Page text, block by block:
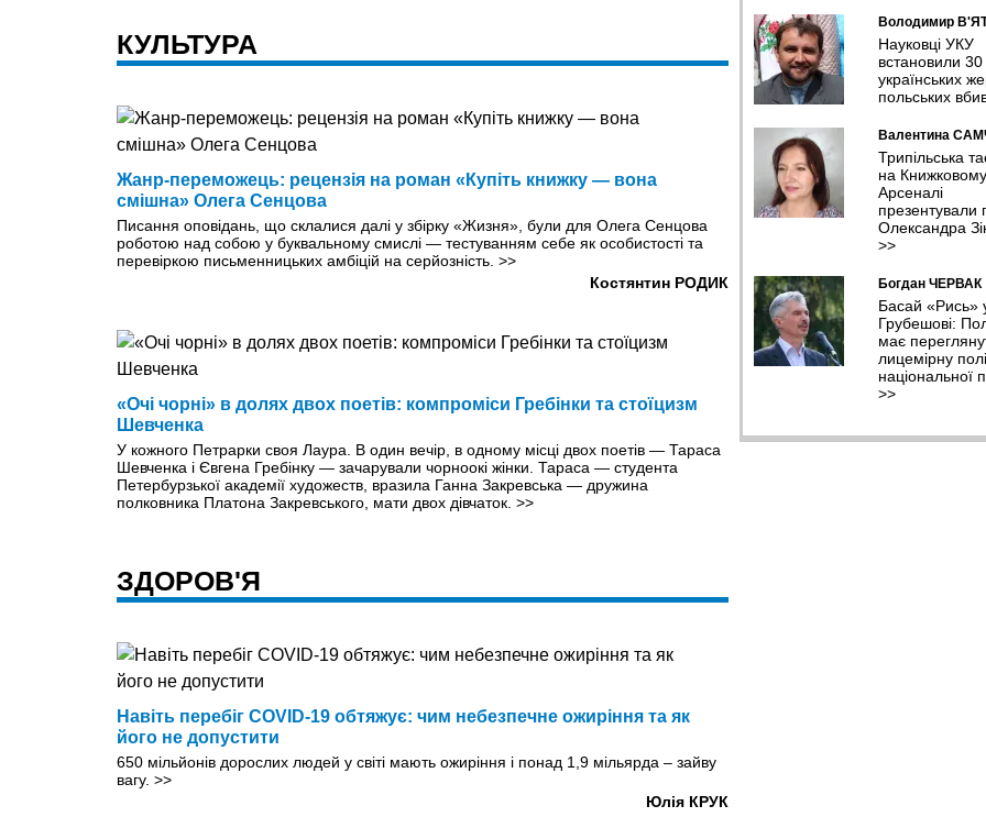
КУЛЬТУРА
Жанр-переможець: рецензія на роман «Купіть книжку — вона
смішна» Олега Сенцова
Писання оповідань, що склалися далі у збірку «Жизня», були для Олега Сенцова
роботою над собою у буквальному смислі — тестуванням себе як особистості та
перевіркою письменницьких амбіцій на серйозність. >>
Костянтин РОДИК
«Очі чорні» в долях двох поетів: компроміси Гребінки та стоїцизм
Шевченка
У кожного Петрарки своя Лаура. В один вечір, в одному місці двох поетів — Тараса
Шевченка і Євгена Гребінку — зачарували чорноокі жінки. Тараса — студента
Петербурзької академії художеств, вразила Ганна Закревська — дружина
полковника Платона Закревського, мати двох дівчаток. >>
ЗДОРОВ'Я
Навіть перебіг COVID-19 обтяжує: чим небезпечне ожиріння та як
його не допустити
650 мільйонів дорослих людей у світі мають ожиріння і понад 1,9 мільярда – зайву
вагу. >>
Юлія КРУК
Володимир
Науковці УКУ
встановили 30
українських
польських
Валентина
Трипільська
на Книжковому
Арсеналі
презентували
Олександра
>>
Богдан ЧЕРВАК
Басай «Рись»
Грубешові:
має
лицемірну
національної
>>